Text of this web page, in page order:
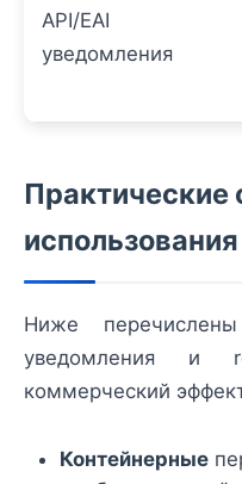
API/EAI
уведомления
Практические
Ниже
уведомления и
коммерческий
Контейнерные